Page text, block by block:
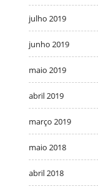
julho 2019
junho 2019
maio 2019
abril 2019
março 2019
maio 2018
abril 2018